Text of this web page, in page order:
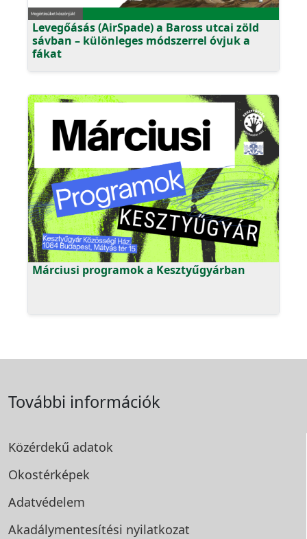
Levegőásás (AirSpade) a Baross utcai zöld
sávban – különleges módszerrel óvjuk a
fákat
Márciusi programok a Kesztyűgyárban
További információk
Közérdekű adatok
Okostérképek
Adatvédelem
Akadálymentesítési nyilatkozat